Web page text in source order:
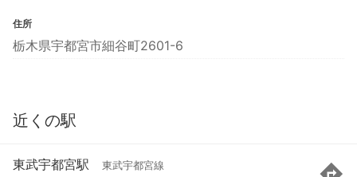
住所
栃木県宇都宮市細谷町2601-6
近くの駅
東武宇都宮駅 東武宇都宮線